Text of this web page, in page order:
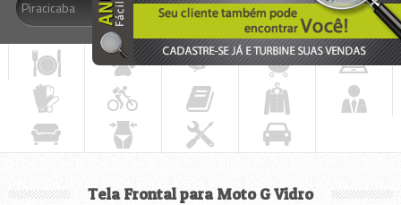
Piracicaba
Tela Frontal para Moto G Vidro